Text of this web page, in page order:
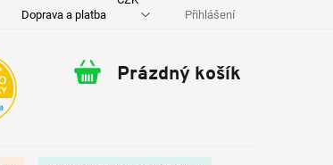
Doprava a platba Kontakty Přihlášení
Nákupní
Prázdný košík